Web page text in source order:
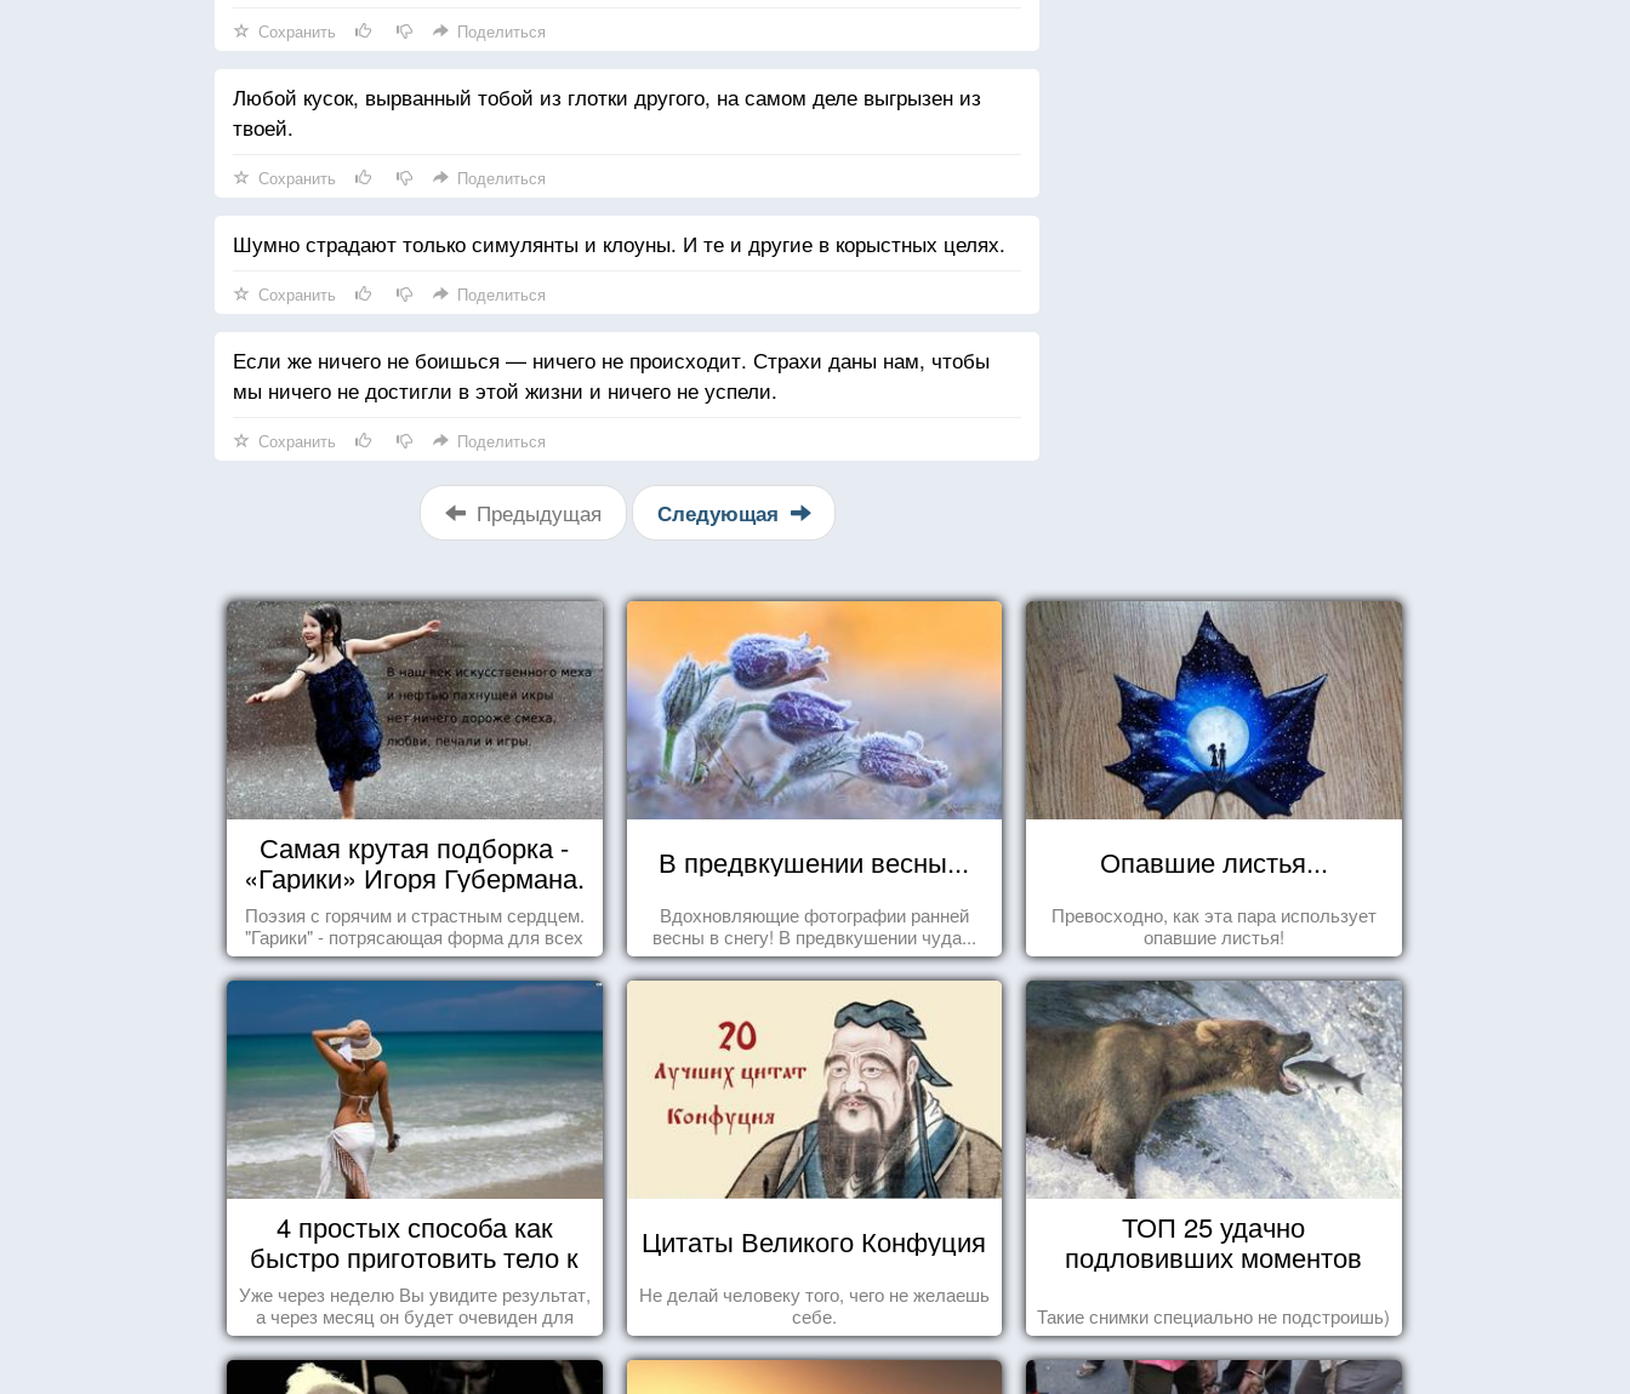
Сохранить Поделиться
Любой кусок, вырванный тобой из глотки другого, на самом деле выгрызен из
твоей.
Сохранить Поделиться
Шумно страдают только симулянты и клоуны. И те и другие в корыстных целях.
Сохранить Поделиться
Если же ничего не боишься — ничего не происходит. Страхи даны нам, чтобы
мы ничего не достигли в этой жизни и ничего не успели.
Сохранить Поделиться
Предыдущая Следующая
Самая крутая подборка -
«Гарики» Игоря Губермана.
Читайте, получайте
удовольствие!
Поэзия с горячим и страстным сердцем.
"Гарики" - потрясающая форма для всех
случаев жизни.
В предвкушении весны...
Вдохновляющие фотографии ранней
весны в снегу! В предвкушении чуда...
Опавшие листья...
Превосходно, как эта пара использует
опавшие листья!
4 простых способа как
быстро приготовить тело к
морю
Уже через неделю Вы увидите результат,
а через месяц он будет очевиден для
всех!
Цитаты Великого Конфуция
Не делай человеку того, чего не желаешь
себе.
ТОП 25 удачно
подловивших моментов
Такие снимки специально не подстроишь)